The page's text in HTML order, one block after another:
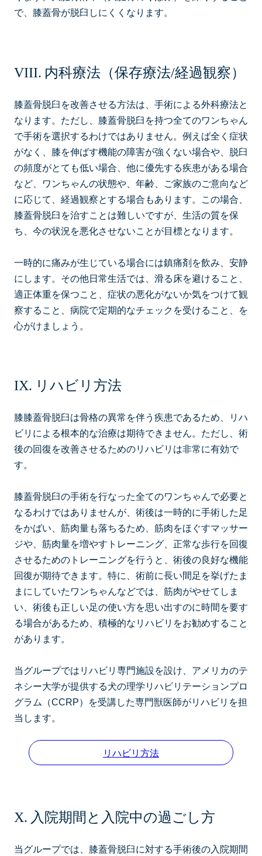
で、膝蓋骨が脱臼しにくくなります。
内科療法（保存療法/経過観察）
膝蓋骨脱臼を改善させる方法は、手術による外科療法と
なります。ただし、膝蓋骨脱臼を持つ全てのワンちゃん
で手術を選択するわけではありません。例えば全く症状
がなく、膝を伸ばす機能の障害が強くない場合や、脱臼
の頻度がとても低い場合、他に優先する疾患がある場合
など、ワンちゃんの状態や、年齢、ご家族のご意向など
に応じて、経過観察とする場合もあります。この場合、
膝蓋骨脱臼を治すことは難しいですが、生活の質を保
ち、今の状況を悪化させないことが目標となります。
一時的に痛みが生じている場合には鎮痛剤を飲み、安静
にします。その他日常生活では、滑る床を避けること、
適正体重を保つこと、症状の悪化がないか気をつけて観
察すること、病院で定期的なチェックを受けること、を
心がけましょう。
リハビリ方法
膝膝蓋骨脱臼は骨格の異常を伴う疾患であるため、リハ
ビリによる根本的な治療は期待できません。ただし、術
後の回復を改善させるためのリハビリは非常に有効で
す。
膝蓋骨脱臼の手術を行なった全てのワンちゃんで必要と
なるわけではありませんが、術後は一時的に手術した足
をかばい、筋肉量も落ちるため、筋肉をほぐすマッサー
ジや、筋肉量を増やすトレーニング、正常な歩行を回復
させるためのトレーニングを行うと、術後の良好な機能
回復が期待できます。特に、術前に長い間足を挙げたま
まにしていたワンちゃんなどでは、筋肉がやせてしま
い、術後も正しい足の使い方を思い出すのに時間を要す
る場合があるため、積極的なリハビリをお勧めすること
があります。
当グループではリハビリ専門施設を設け、アメリカのテ
ネシー大学が提供する犬の理学リハビリテーションプロ
グラム（CCRP）を受講した専門獣医師がリハビリを担
当します。
リハビリ方法
入院期間と入院中の過ごし方
当グループでは、膝蓋骨脱臼に対する手術後の入院期間